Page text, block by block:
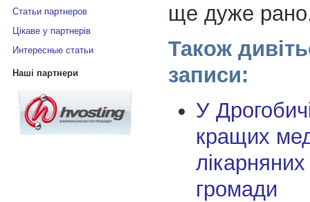
Статьи партнеров
Цікаве у партнерів
Интересные статьи
Наші партнери
ще дуже
Також
записи:
У
кращих
громади